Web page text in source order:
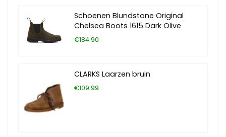
Schoenen Blundstone Original
Chelsea Boots 1615 Dark Olive
€184.90
CLARKS Laarzen bruin
€109.99